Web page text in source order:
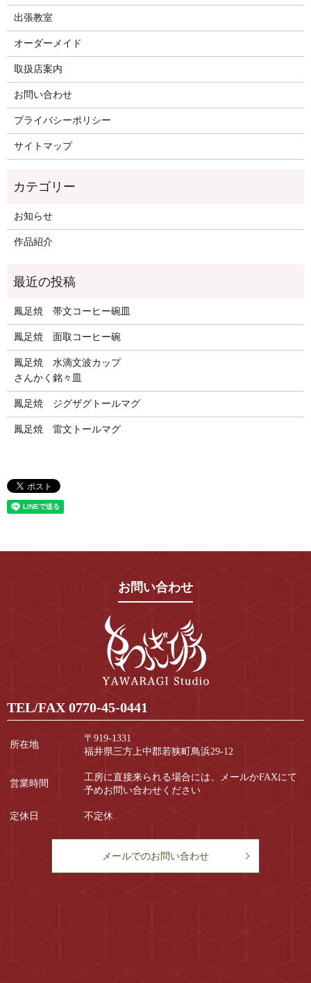
出張教室
オーダーメイド
取扱店案内
お問い合わせ
プライバシーポリシー
サイトマップ
お知らせ
作品紹介
鳳足焼 帯文コーヒー碗皿
鳳足焼 面取コーヒー碗
鳳足焼 水滴文波カップ
さんかく銘々皿
鳳足焼 ジグザグトールマグ
鳳足焼 雷文トールマグ
お問い合わせ
TEL/FAX0770-45-0441
所在地
〒919-1331
福井県三方上中郡若狭町鳥浜29-12
営業時間
工房に直接来られる場合には、メールかFAXにて
予めお問い合わせください
定休日 不定休
メールでのお問い合わせ